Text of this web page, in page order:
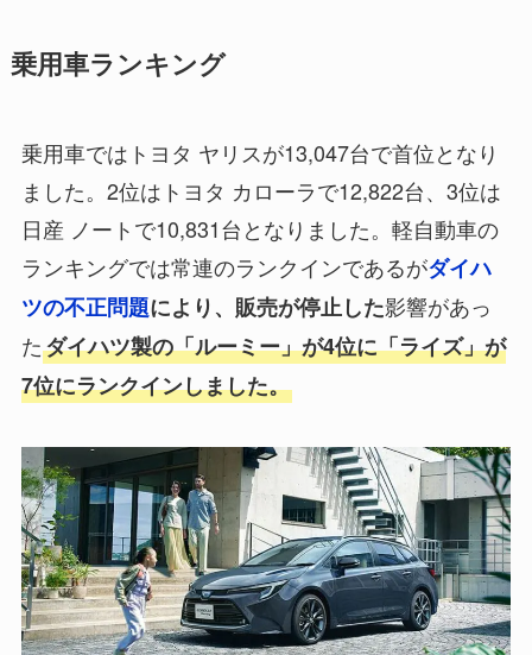
乗用車ランキング
乗用車ではトヨタ ヤリスが13,047台で首位となり
ました。2位はトヨタ カローラで12,822台、3位は
日産 ノートで10,831台となりました。軽自動車の
ランキングでは常連のランクインであるがダイハ
ツの不正問題により、販売が停止した影響があっ
たダイハツ製の「ルーミー」が4位に「ライズ」が
7位にランクインしました。